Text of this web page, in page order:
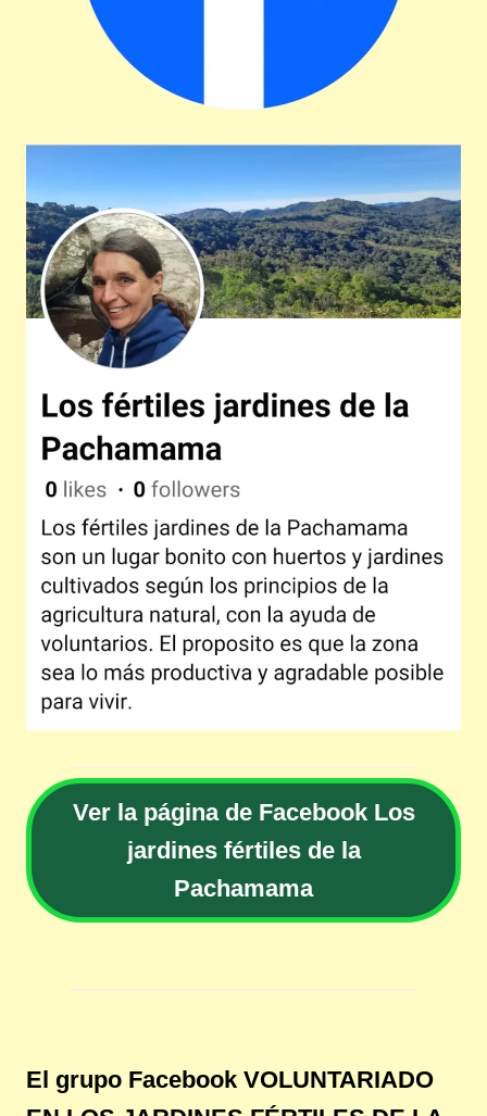
Ver la página de Facebook Los
jardines fértiles de la
Pachamama
El grupo Facebook VOLUNTARIADO